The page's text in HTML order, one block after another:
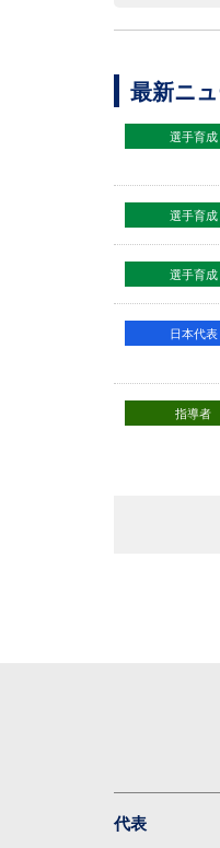
最新ニ
選手育成
選手育成
選手育成
日本代表
指導者
代表